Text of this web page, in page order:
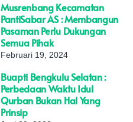
Musrenbang Kecamatan
PantiSabar AS : Membangun
Pasaman Perlu Dukungan
Semua Pihak
Februari 19, 2024
Buapti Bengkulu Selatan :
Perbedaan Waktu Idul
Qurban Bukan Hal Yang
Prinsip